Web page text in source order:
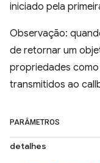
iniciado pela
Observação:
de retornar um
propriedades
transmitidos ao
PARÂMETROS
detalhes